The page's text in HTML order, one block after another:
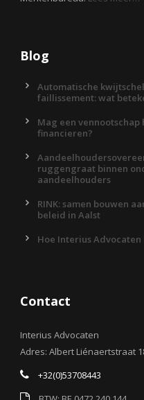
Blog
Automatische
faillissement: wat
Mag een
financieren?
ruggengraat binnen
aandeelhouders
RINK: samen bouwen
beleid in Aalst
Hoe Interius
Contact
Interius Advocaten
Adres: Albert Liénaertstraat
+32(0)53708443